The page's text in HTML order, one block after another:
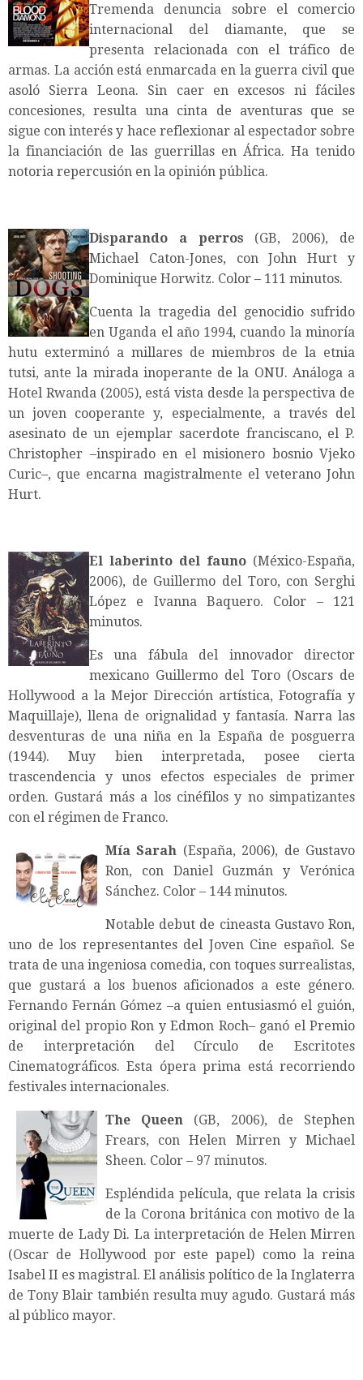
Tremenda denuncia sobre el comercio
internacional del diamante, que se
presenta relacionada con el tráfico de
armas. La acción está enmarcada en la guerra civil que
asoló Sierra Leona. Sin caer en excesos ni fáciles
concesiones, resulta una cinta de aventuras que se
sigue con interés y hace reflexionar al espectador sobre
la financiación de las guerrillas en África. Ha tenido
notoria repercusión en la opinión pública.
Disparando a perros (GB, 2006), de
Michael Caton-Jones, con John Hurt y
Dominique Horwitz. Color – 111 minutos.
Cuenta la tragedia del genocidio sufrido
en Uganda el año 1994, cuando la minoría
hutu exterminó a millares de miembros de la etnia
tutsi, ante la mirada inoperante de la ONU. Análoga a
Hotel Rwanda (2005), está vista desde la perspectiva de
un joven cooperante y, especialmente, a través del
asesinato de un ejemplar sacerdote franciscano, el P.
Christopher –inspirado en el misionero bosnio Vjeko
Curic–, que encarna magistralmente el veterano John
Hurt.
El laberinto del fauno (México-España,
2006), de Guillermo del Toro, con Serghi
López e Ivanna Baquero. Color – 121
minutos.
Es una fábula del innovador director
mexicano Guillermo del Toro (Oscars de
Hollywood a la Mejor Dirección artística, Fotografía y
Maquillaje), llena de orignalidad y fantasía. Narra las
desventuras de una niña en la España de posguerra
(1944). Muy bien interpretada, posee cierta
trascendencia y unos efectos especiales de primer
orden. Gustará más a los cinéfilos y no simpatizantes
con el régimen de Franco.
Mía Sarah (España, 2006), de Gustavo
Ron, con Daniel Guzmán y Verónica
Sánchez. Color – 144 minutos.
Notable debut de cineasta Gustavo Ron,
uno de los representantes del Joven Cine español. Se
trata de una ingeniosa comedia, con toques surrealistas,
que gustará a los buenos aficionados a este género.
Fernando Fernán Gómez –a quien entusiasmó el guión,
original del propio Ron y Edmon Roch– ganó el Premio
de interpretación del Círculo de Escritotes
Cinematográficos. Esta ópera prima está recorriendo
festivales internacionales.
The Queen (GB, 2006), de Stephen
Frears, con Helen Mirren y Michael
Sheen. Color – 97 minutos.
Espléndida película, que relata la crisis
de la Corona británica con motivo de la
muerte de Lady Di. La interpretación de Helen Mirren
(Oscar de Hollywood por este papel) como la reina
Isabel II es magistral. El análisis político de la Inglaterra
de Tony Blair también resulta muy agudo. Gustará más
al público mayor.